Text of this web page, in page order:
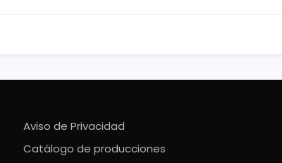
Aviso de Privacidad
Catálogo de producciones